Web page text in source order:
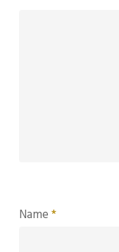
Name*